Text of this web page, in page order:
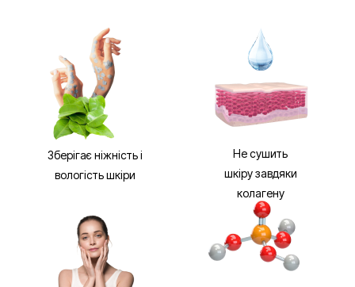
Зберігає ніжність і
вологість шкіри
Не сушить
шкіру завдяки
колагену